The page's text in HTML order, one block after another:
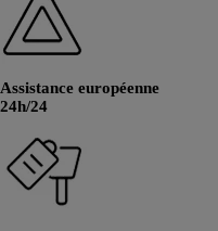
Assistance européenne
24h/24